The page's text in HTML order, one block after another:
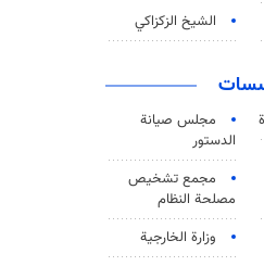
الشيخ الزكزاكي
مجلس صيانة
الدستور
مجمع تشخيص
مصلحة النظام
وزارة الخارجية